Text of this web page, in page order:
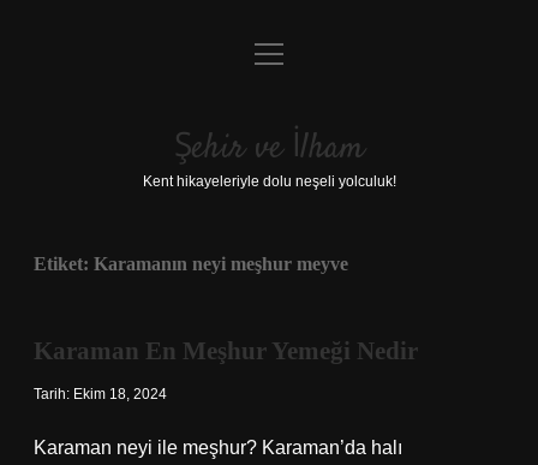
Anasayfa
Yasal Uyarı
menüyü
Şehir ve İlham
Kent hikayeleriyle dolu neşeli yolculuk!
Etiket: Karamanın neyi meşhur meyve
Karaman En Meşhur Yemeği Nedir
Tarih: Ekim 18, 2024
Karaman neyi ile meşhur? Karaman’da halı